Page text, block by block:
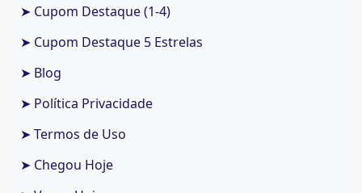
➤ Cupom Destaque (1-4)
➤ Cupom Destaque 5 Estrelas
➤ Blog
➤ Política Privacidade
➤ Termos de Uso
➤ Chegou Hoje